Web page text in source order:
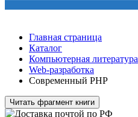
Главная страница
Каталог
Компьютерная литература
Web-разработка
Современный PHP
Читать фрагмент книги